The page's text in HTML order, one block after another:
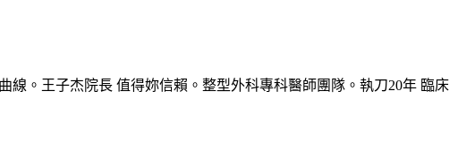
。王子杰院長 值得妳信賴。整型外科專科醫師團隊。執刀20年 臨床